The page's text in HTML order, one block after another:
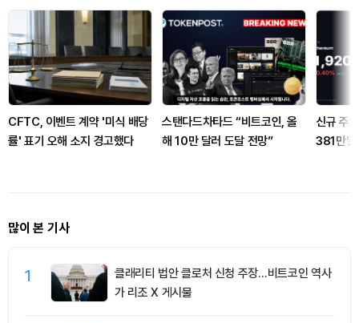
CFTC, 이벤트 계약 '미식 배당
률' 표기 오해 소지 경고했다
스탠다드차타드 “비트코인, 올
해 10만 달러 도달 전망”
신규 주
381만달
많이 본 기사
1
클래리티 법안 클로처 신청 주장…비트코인 역사
가 리조 X 게시물